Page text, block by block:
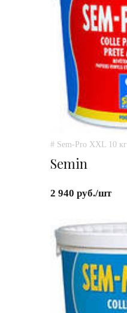
# Sem-Pro XXL 10 кг
Semin
2 940 руб./шт